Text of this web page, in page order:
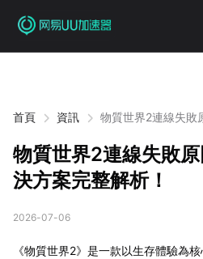
首頁 資訊
物質世界2連線失敗
物質世界2連線失敗
決方案完整解析！
2026-07-06
《物質世界2》是一款以生存體驗為